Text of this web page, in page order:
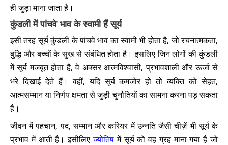
ही जुड़ा माना जाता है।
कुंडली में पांचवे भाव के स्वामी हैं सूर्य
इसी तरह सूर्य कुंडली के पांचवे भाव का स्वामी भी होता है, जो रचनात्मकता,
बुद्धि और बच्चों के सुख से संबंधित होता है। इसलिए जिन लोगों की कुंडली
में सूर्य मजबूत होता है, वे अक्सर आत्मविश्वासी, प्रभावशाली और ऊर्जा से
भरे दिखाई देते हैं। वहीं, यदि सूर्य कमजोर हो तो व्यक्ति को सेहत,
आत्मसम्मान या निर्णय क्षमता से जुड़ी चुनौतियों का सामना करना पड़ सकता
है।
जीवन में पहचान, पद, सम्मान और करियर में उन्नति जैसी चीज़ें भी सूर्य के
प्रभाव में आती हैं। इसीलिएज्योतिषमें सूर्य को वह ग्रह माना गया है जो